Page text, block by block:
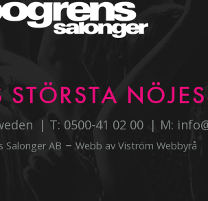
T: 0500-41 02 00 M:
Salonger AB – Webb av Viström Webbyrå